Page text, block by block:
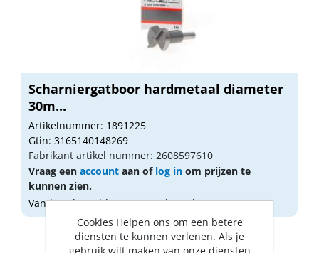
Scharniergatboor hardmetaal diameter
30m...
Artikelnummer: 1891225
Gtin: 3165140148269
Fabrikant artikel nummer: 2608597610
Vraag een account aan of log in om prijzen te
kunnen zien.
Vandaag besteld, morgen geleverd
Cookies Helpen ons om een betere
diensten te kunnen verlenen. Als je